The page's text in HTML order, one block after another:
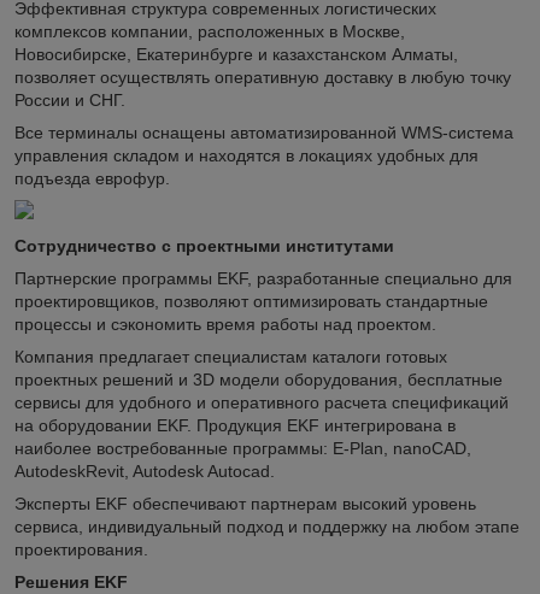
Эффективная структура современных логистических
комплексов компании, расположенных в Москве,
Новосибирске, Екатеринбурге и казахстанском Алматы,
позволяет осуществлять оперативную доставку в любую точку
России и СНГ.
Все терминалы оснащены автоматизированной WMS-система
управления складом и находятся в локациях удобных для
подъезда еврофур.
Сотрудничество с проектными институтами
Партнерские программы EKF, разработанные специально для
проектировщиков, позволяют оптимизировать стандартные
процессы и сэкономить время работы над проектом.
Компания предлагает специалистам каталоги готовых
проектных решений и 3D модели оборудования, бесплатные
сервисы для удобного и оперативного расчета спецификаций
на оборудовании EKF. Продукция EKF интегрирована в
наиболее востребованные программы: E-Plan, nanoCAD,
AutodeskRevit, Autodesk Autocad.
Эксперты EKF обеспечивают партнерам высокий уровень
сервиса, индивидуальный подход и поддержку на любом этапе
проектирования.
Решения EKF